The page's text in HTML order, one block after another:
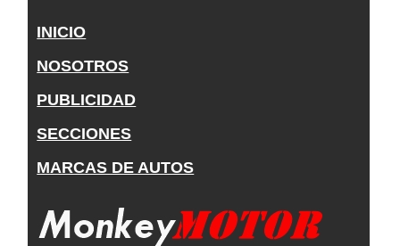
INICIO
NOSOTROS
PUBLICIDAD
SECCIONES
MARCAS DE AUTOS